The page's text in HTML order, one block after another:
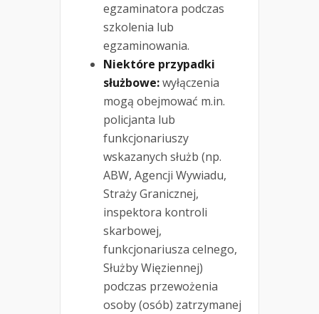
egzaminatora podczas
szkolenia lub
egzaminowania.
Niektóre przypadki
służbowe:wyłączenia
mogą obejmować m.in.
policjanta lub
funkcjonariuszy
wskazanych służb (np.
ABW, Agencji Wywiadu,
Straży Granicznej,
inspektora kontroli
skarbowej,
funkcjonariusza celnego,
Służby Więziennej)
podczas przewożenia
osoby (osób) zatrzymanej